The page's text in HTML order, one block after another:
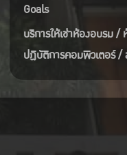
Goals
บริการให้เช่าห้องอบรม /
ปฏิบัติการคอมพิวเตอร์ /